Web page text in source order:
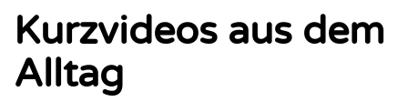
Kurzvideos aus dem
Alltag